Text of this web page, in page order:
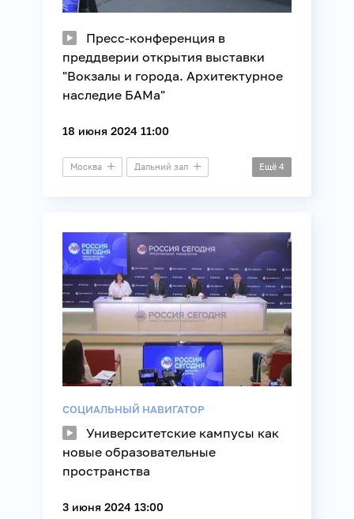
Пресс-конференция в
преддверии открытия выставки
"Вокзалы и города. Архитектурное
наследие БАМа"
18 июня 2024 11:00
Москва Дальний зал
Транспорт
Ещё 4
СОЦИАЛЬНЫЙ НАВИГАТОР
Университетские кампусы как
новые образовательные
пространства
3 июня 2024 13:00